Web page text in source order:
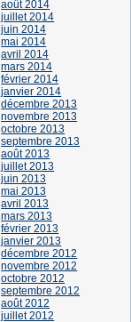
août 2014
juillet 2014
juin 2014
mai 2014
avril 2014
mars 2014
février 2014
janvier 2014
décembre 2013
novembre 2013
octobre 2013
septembre 2013
août 2013
juillet 2013
juin 2013
mai 2013
avril 2013
mars 2013
février 2013
janvier 2013
décembre 2012
novembre 2012
octobre 2012
septembre 2012
août 2012
juillet 2012